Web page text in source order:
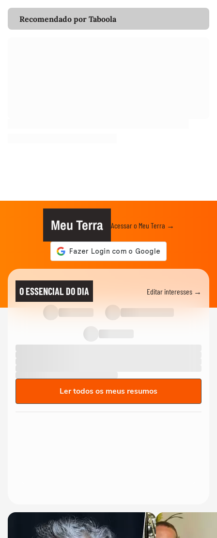
Recomendado por Taboola
Meu Terra Acessar o Meu Terra →
O ESSENCIAL DO DIA Editar interesses →
Ler todos os meus resumos